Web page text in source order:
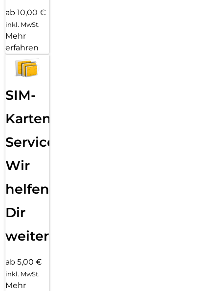
ab 10,00 €
inkl. MwSt.
Mehr
erfahren
SIM-
Karten
Service:
Wir
helfen
Dir
weiter
ab 5,00 €
inkl. MwSt.
Mehr